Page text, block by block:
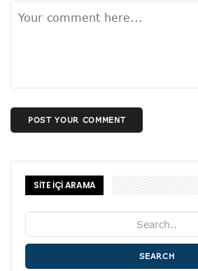
POST YOUR COMMENT
SİTE İÇİ ARAMA
SEARCH